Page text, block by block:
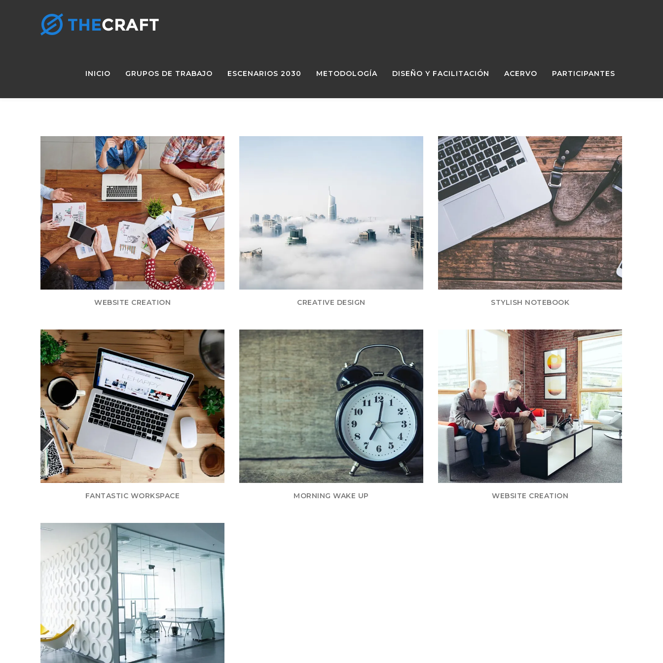
INICIO GRUPOS DE TRABAJO ESCENARIOS 2030 METODOLOGÍA DISEÑO Y FACILITACIÓN ACERVO PARTICIPANTES
WEBSITE CREATION CREATIVE DESIGN STYLISH NOTEBOOK
FANTASTIC WORKSPACE MORNING WAKE UP WEBSITE CREATION